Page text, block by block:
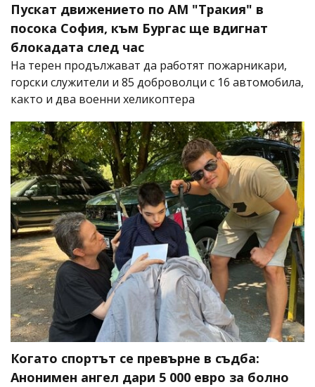
Пускат движението по АМ "Тракия" в
посока София, към Бургас ще вдигнат
блокадата след час
На терен продължават да работят пожарникари,
горски служители и 85 доброволци с 16 автомобила,
както и два военни хеликоптера
Когато спортът се превърне в съдба:
Анонимен ангел дари 5 000 евро за болно